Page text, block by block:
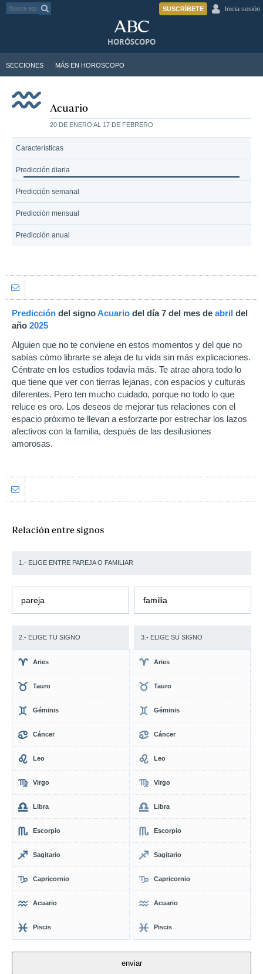
SUSCRÍBETE Inicia sesión
SECCIONES MÁS EN HOROSCOPO
HORÓSCOPO
Acuario
20 DE ENERO AL 17 DE FEBRERO
Características
Predicción diaria
Predicción semanal
Predicción mensual
Predicción anual
Predicción del signoAcuario del día 7 del mes de abril del
año 2025
Alguien que no te conviene en estos momentos y del que no
sabías cómo librarte se aleja de tu vida sin más explicaciones.
Céntrate en los estudios todavía más. Te atrae ahora todo lo
que tiene que ver con tierras lejanas, con espacios y culturas
diferentes. Pero ten mucho cuidado, porque no todo lo que
reluce es oro. Los deseos de mejorar tus relaciones con el
espacio próximo te llevan a esforzarte por estrechar los lazos
afectivos con la familia, después de las desilusiones
amorosas.
Relación entre signos
1.- ELIGE ENTRE PAREJA O FAMILIAR
pareja familia
2.- ELIGE TU SIGNO 3.- ELIGE SU SIGNO
Aries
Tauro
Géminis
Cáncer
Leo
Virgo
Libra
Escorpio
Sagitario
Capricornio
Acuario
Piscis
Aries
Tauro
Géminis
Cáncer
Leo
Virgo
Libra
Escorpio
Sagitario
Capricornio
Acuario
Piscis